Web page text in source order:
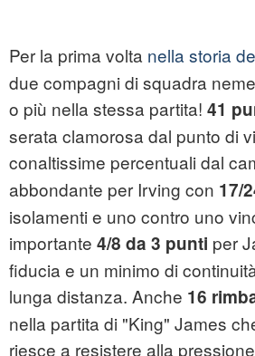
Per la prima volta nella storia
due compagni di squadra
o più nella stessa partita! 41
serata clamorosa dal punto di
conaltissime percentuali dal
abbondante per Irving con 17/
isolamenti e uno contro uno
importante 4/8 da 3 punti per
fiducia e un minimo di
lunga distanza. Anche 16
nella partita di "King" James
riesce a resistere alla